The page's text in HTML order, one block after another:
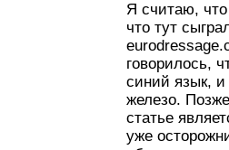
Я считаю,
что тут
говорилось,
синий язык,
железо.
статье
уже